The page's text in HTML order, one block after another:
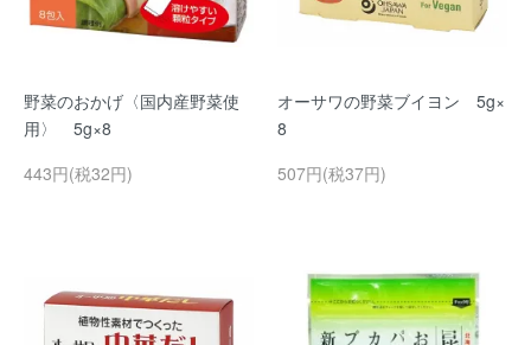
野菜のおかげ〈国内産野菜使
用〉 5g×8
443円(税32円)
オーサワの野菜ブイヨン 5g×
8
507円(税37円)